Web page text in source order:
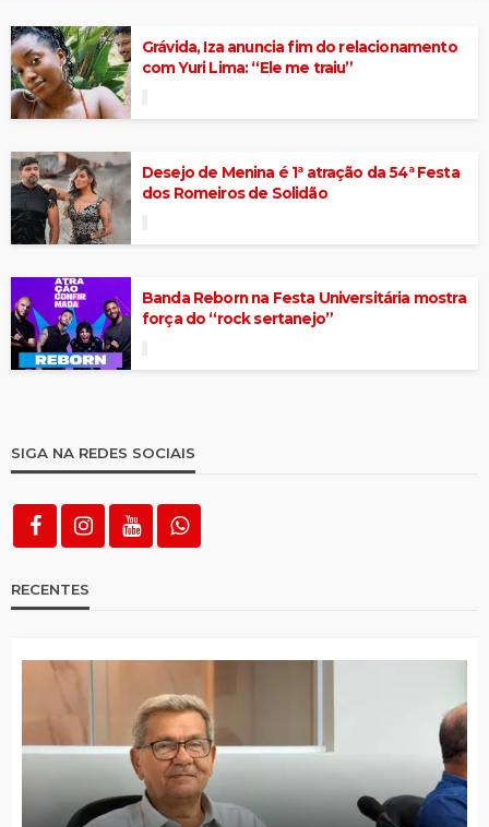
Grávida, Iza anuncia fim do relacionamento
com Yuri Lima: “Ele me traiu”
Desejo de Menina é 1ª atração da 54ª Festa
dos Romeiros de Solidão
Banda Reborn na Festa Universitária mostra
força do “rock sertanejo”
SIGA NA REDES SOCIAIS
RECENTES